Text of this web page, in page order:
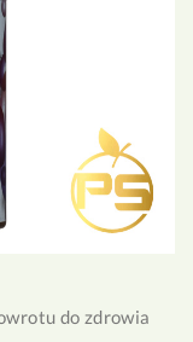
do zdrowia